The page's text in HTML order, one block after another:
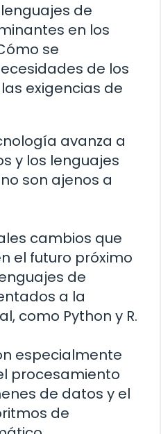
de
en los
se
de los
exigencias de
avanza a
y los lenguajes
son ajenos a
cambios que
el futuro próximo
de
a la
como Python y R.
especialmente
procesamiento
de datos y el
de